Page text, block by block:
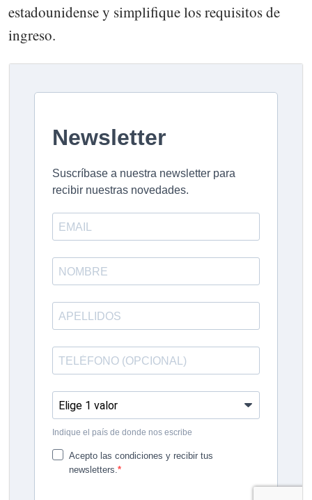
estadounidense y simplifique los requisitos de
ingreso.